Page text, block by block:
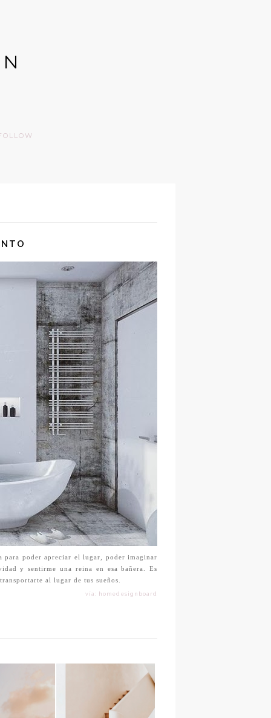
poder apreciar el lugar, poder imaginar
y sentirme una reina en esa bañera. Es
al lugar de tus sueños.
vía: homedesignboard